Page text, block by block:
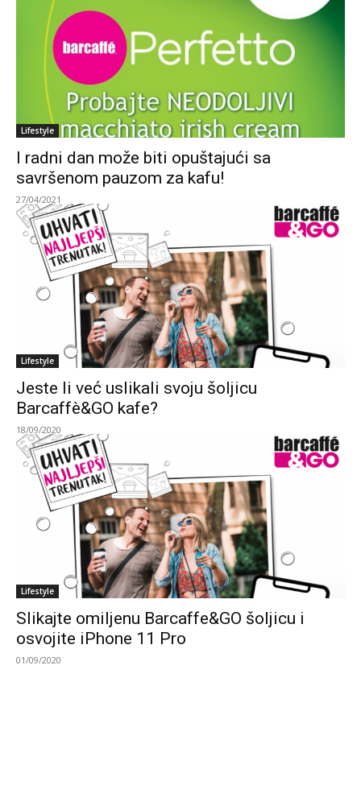
Lifestyle
I radni dan može biti opuštajući sa
savršenom pauzom za kafu!
27/04/2021
Lifestyle
Jeste li već uslikali svoju šoljicu
Barcaffè&GO kafe?
18/09/2020
Lifestyle
Slikajte omiljenu Barcaffe&GO šoljicu i
osvojite iPhone 11 Pro
01/09/2020